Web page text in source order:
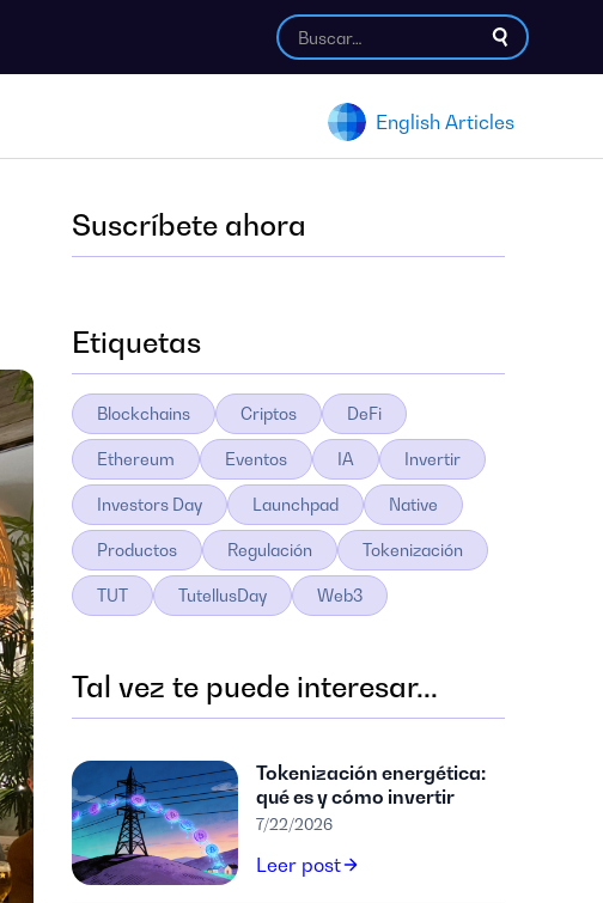
English Articles
Suscríbete ahora
Etiquetas
Blockchains Criptos DeFi
Ethereum Eventos IA Invertir
Investors Day Launchpad Native
Productos Regulación Tokenización
TUT TutellusDay Web3
Tal vez te puede interesar...
Tokenización energética:
qué es y cómo invertir
7/22/2026
Leer post